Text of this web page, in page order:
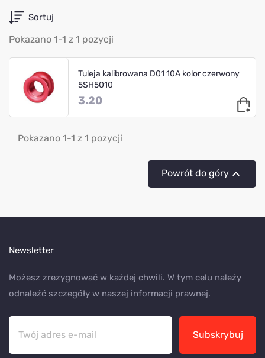
Sortuj
Pokazano 1-1 z 1 pozycji
Tuleja kalibrowana D01 10A kolor czerwony
5SH5010
3.20
Pokazano 1-1 z 1 pozycji
Powrót do góry
Newsletter
Możesz zrezygnować w każdej chwili. W tym celu należy
odnaleźć szczegóły w naszej informacji prawnej.
Subskrybuj